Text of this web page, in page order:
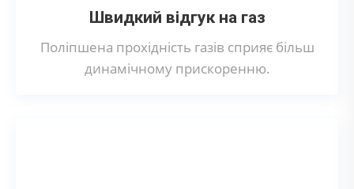
Швидкий відгук на газ
Поліпшена прохідність газів сприяє більш
динамічному прискоренню.